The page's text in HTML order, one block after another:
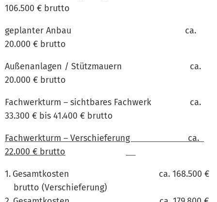
106.500 € brutto
geplanter Anbau ca.
20.000 € brutto
Außenanlagen / Stützmauern ca.
20.000 € brutto
Fachwerkturm – sichtbares Fachwerk ca.
33.300 € bis 41.400 € brutto
Fachwerkturm – Verschieferung ca.
22.000 € brutto
Gesamtkosten ca. 168.500 €
brutto (Verschieferung)